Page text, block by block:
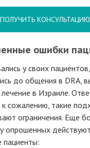
ПОЛУЧИТЬ КОНСУЛЬТАЦИЮ
ошибки
у своих
до общения в DRA,
лечение в Израиле.
к сожалению, такие
ограничения. Еще
опрошенных
пациенты: